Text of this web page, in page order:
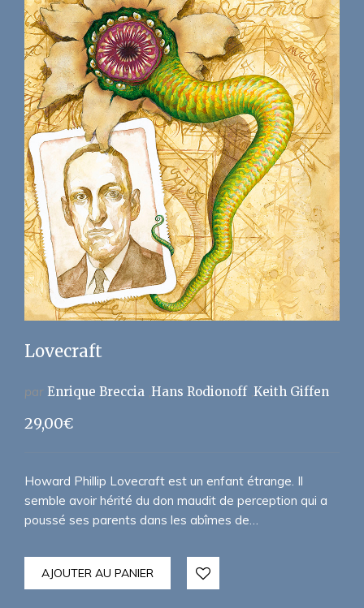
Lovecraft
par Enrique Breccia Hans Rodionoff Keith Giffen
29,00€
Howard Phillip Lovecraft est un enfant étrange. Il
semble avoir hérité du don maudit de perception qui a
poussé ses parents dans les abîmes de…
AJOUTER AU PANIER